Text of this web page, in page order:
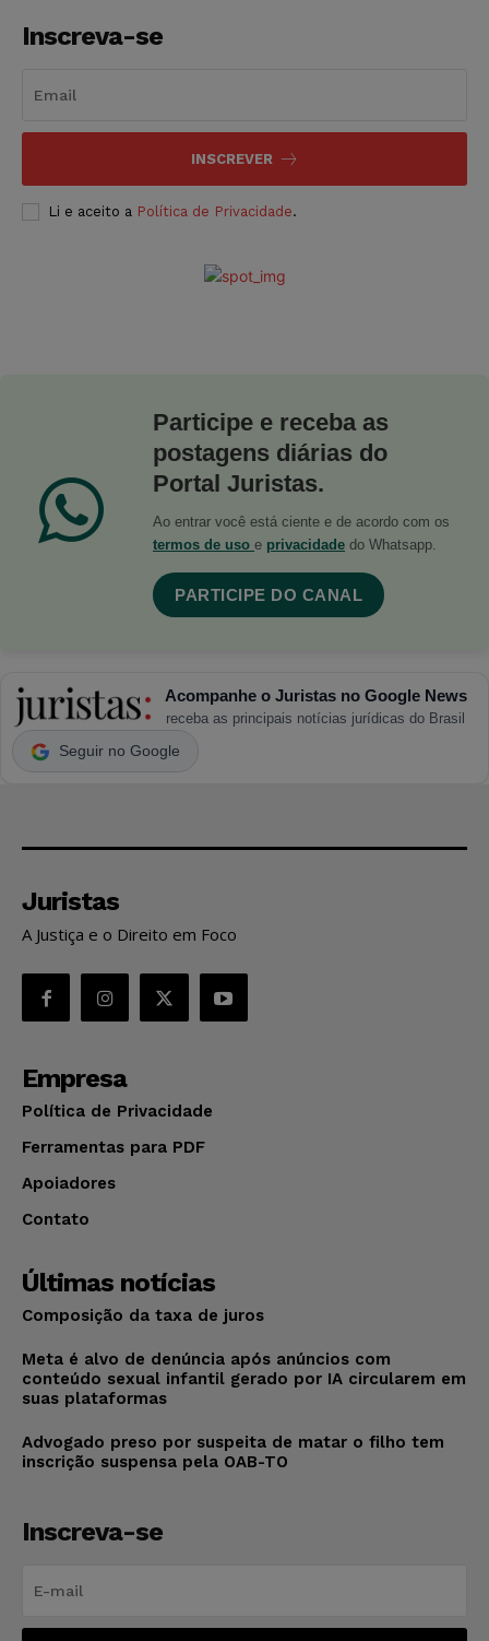
Inscreva-se
INSCREVER
Li e aceito a Política de Privacidade.
Participe e receba as
postagens diárias do
Portal Juristas.
Ao entrar você está ciente e de acordo com os
termos de uso e privacidade do Whatsapp.
PARTICIPE DO CANAL
Acompanhe o Juristas no Google News
receba as principais notícias jurídicas do Brasil
Seguir no Google
Juristas
A Justiça e o Direito em Foco
Empresa
Política de Privacidade
Ferramentas para PDF
Apoiadores
Contato
Últimas notícias
Composição da taxa de juros
Meta é alvo de denúncia após anúncios com
conteúdo sexual infantil gerado por IA circularem em
suas plataformas
Advogado preso por suspeita de matar o filho tem
inscrição suspensa pela OAB-TO
Inscreva-se